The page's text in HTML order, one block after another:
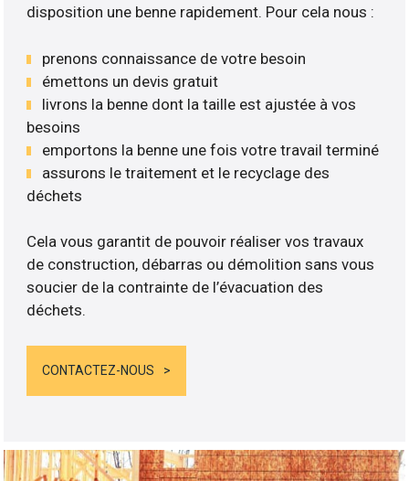
disposition une benne rapidement. Pour cela nous :
prenons connaissance de votre besoin
émettons un devis gratuit
livrons la benne dont la taille est ajustée à vos
besoins
emportons la benne une fois votre travail terminé
assurons le traitement et le recyclage des
déchets
Cela vous garantit de pouvoir réaliser vos travaux
de construction, débarras ou démolition sans vous
soucier de la contrainte de l’évacuation des
déchets.
CONTACTEZ-NOUS